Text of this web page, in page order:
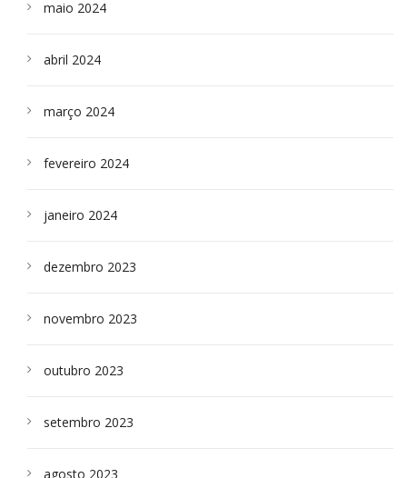
maio 2024
abril 2024
março 2024
fevereiro 2024
janeiro 2024
dezembro 2023
novembro 2023
outubro 2023
setembro 2023
agosto 2023